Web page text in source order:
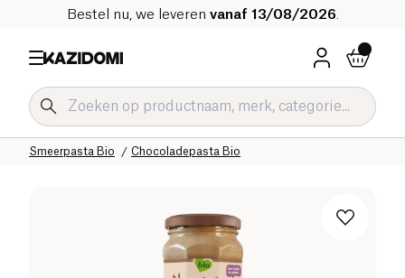
Bestel nu, we leveren vanaf 13/08/2026
Chocoladepasta Bio
Smeerpasta Bio
Notenpasta's en notenboters Bio
Zoetwaren Bio
Home